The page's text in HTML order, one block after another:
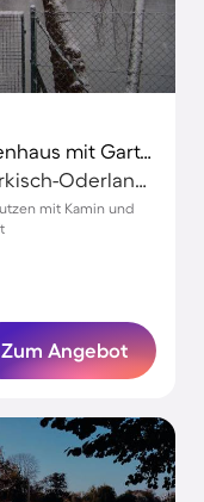
Familienorientiertes tolles Ferienhaus mit Garten, Grill und Terrasse
Bad Freienwalde (Oder), Märkisch-Oderland, Deutschland
mit Kamin und
Zum Angebot